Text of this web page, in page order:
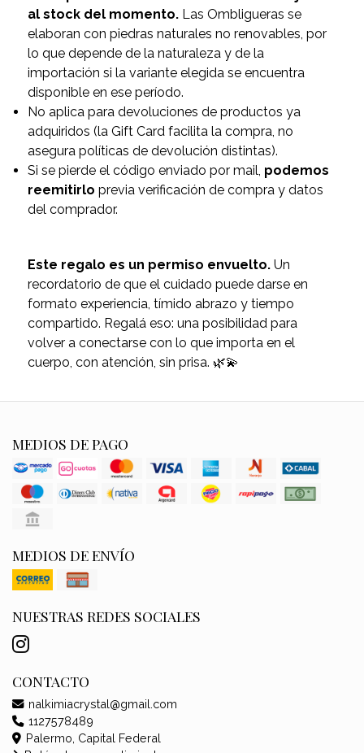
al stock del momento.Las Ombligueras se
elaboran con piedras naturales no renovables, por
lo que depende de la naturaleza y de la
importación si la variante elegida se encuentra
disponible en ese período.
No aplica para devoluciones de productos ya
adquiridos (la Gift Card facilita la compra, no
asegura políticas de devolución distintas).
Si se pierde el código enviado por mail, podemos
reemitirlo previa verificación de compra y datos
del comprador.
Este regalo es un permiso envuelto.Un
recordatorio de que el cuidado puede darse en
formato experiencia, tímido abrazo y tiempo
compartido. Regalá eso: una posibilidad para
volver a conectarse con lo que importa en el
cuerpo, con atención, sin prisa. 🌿💫
MEDIOS DE PAGO
MEDIOS DE ENVÍO
NUESTRAS REDES SOCIALES
CONTACTO
nalkimiacrystal@gmail.com
1127578489
Palermo, Capital Federal